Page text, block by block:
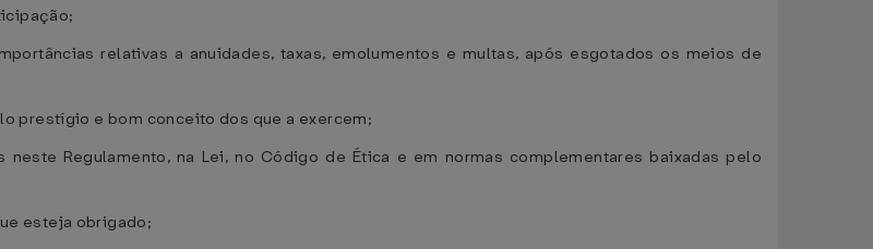
relativas a anuidades, taxas, emolumentos e multas, após esgotados os meios de
prestígio e bom conceito dos que a exercem;
Regulamento, na Lei, no Código de Ética e em normas complementares baixadas pelo
esteja obrigado;